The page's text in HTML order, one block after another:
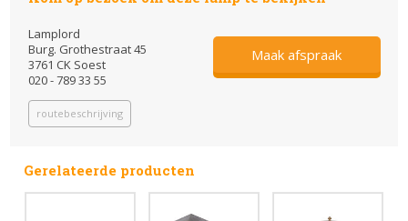
Lamplord
Burg. Grothestraat 45
3761 CK Soest
020 - 789 33 55
routebeschrijving
Maak afspraak
Gerelateerde producten